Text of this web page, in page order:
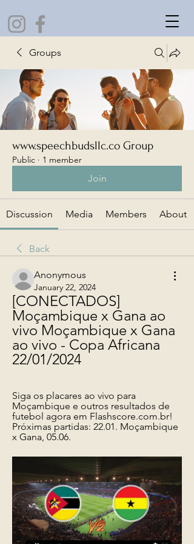
Groups
www.speechbudsllc.co Group
Public · 1 member
Join
Discussion Media Members About
Back
Anonymous
January 22, 2024
[CONECTADOS]
Moçambique x Gana ao
vivo Moçambique x Gana
ao vivo - Copa Africana
22/01/2024
Siga os placares ao vivo para
Moçambique e outros resultados de
futebol agora em Flashscore.com.br!
Próximas partidas: 22.01. Moçambique
x Gana, 05.06.